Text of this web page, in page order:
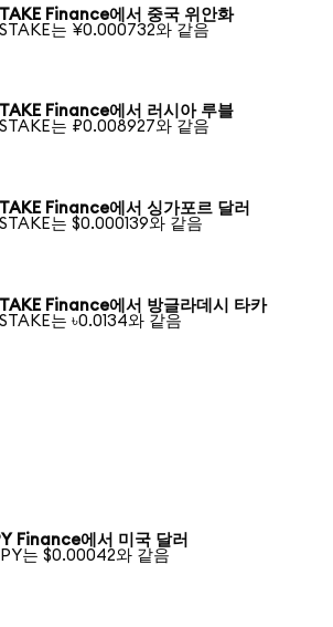
Finance에서 중국 위안화
는 ¥0.000732와 같음
Finance에서 러시아 루블
는 ₽0.008927와 같음
Finance에서 싱가포르 달러
는 $0.000139와 같음
Finance에서 방글라데시 타카
는 ৳0.0134와 같음
Finance에서 미국 달러
는 $0.00042와 같음